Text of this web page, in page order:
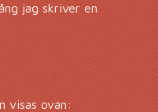
jag skriver en
visas ovan: